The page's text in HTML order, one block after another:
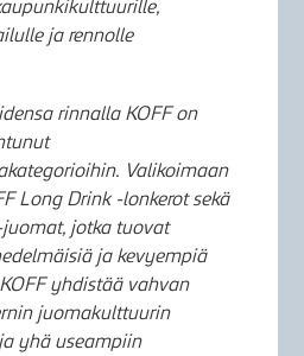
ja rennolle
rinnalla KOFF on
Valikoimaan
Long Drink -lonkerot sekä
juomat, jotka tuovat
ja kevyempiä
yhdistää vahvan
juomakulttuurin
yhä useampiin